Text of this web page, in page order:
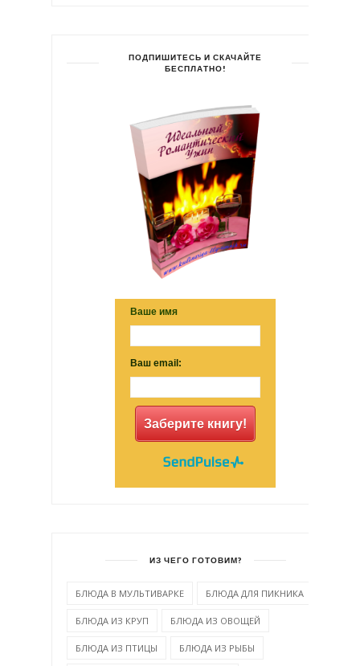
ПОДПИШИТЕСЬ И СКАЧАЙТЕ
БЕСПЛАТНО!
Ваше имя
Ваш email:
Заберите книгу!
ИЗ ЧЕГО ГОТОВИМ?
БЛЮДА В МУЛЬТИВАРКЕ БЛЮДА ДЛЯ ПИКНИКА
БЛЮДА ИЗ КРУП БЛЮДА ИЗ ОВОЩЕЙ
БЛЮДА ИЗ ПТИЦЫ БЛЮДА ИЗ РЫБЫ